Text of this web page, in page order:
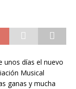
unos días el nuevo
Musical
ganas y mucha